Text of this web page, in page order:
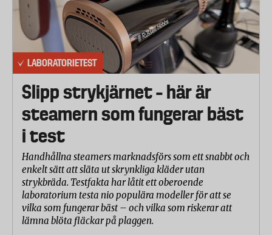
LABORATORIETEST
Slipp strykjärnet – här är
steamern som fungerar bäst
i test
Handhållna steamers marknadsförs som ett snabbt och
enkelt sätt att släta ut skrynkliga kläder utan
strykbräda. Testfakta har låtit ett oberoende
laboratorium testa nio populära modeller för att se
vilka som fungerar bäst – och vilka som riskerar att
lämna blöta fläckar på plaggen.